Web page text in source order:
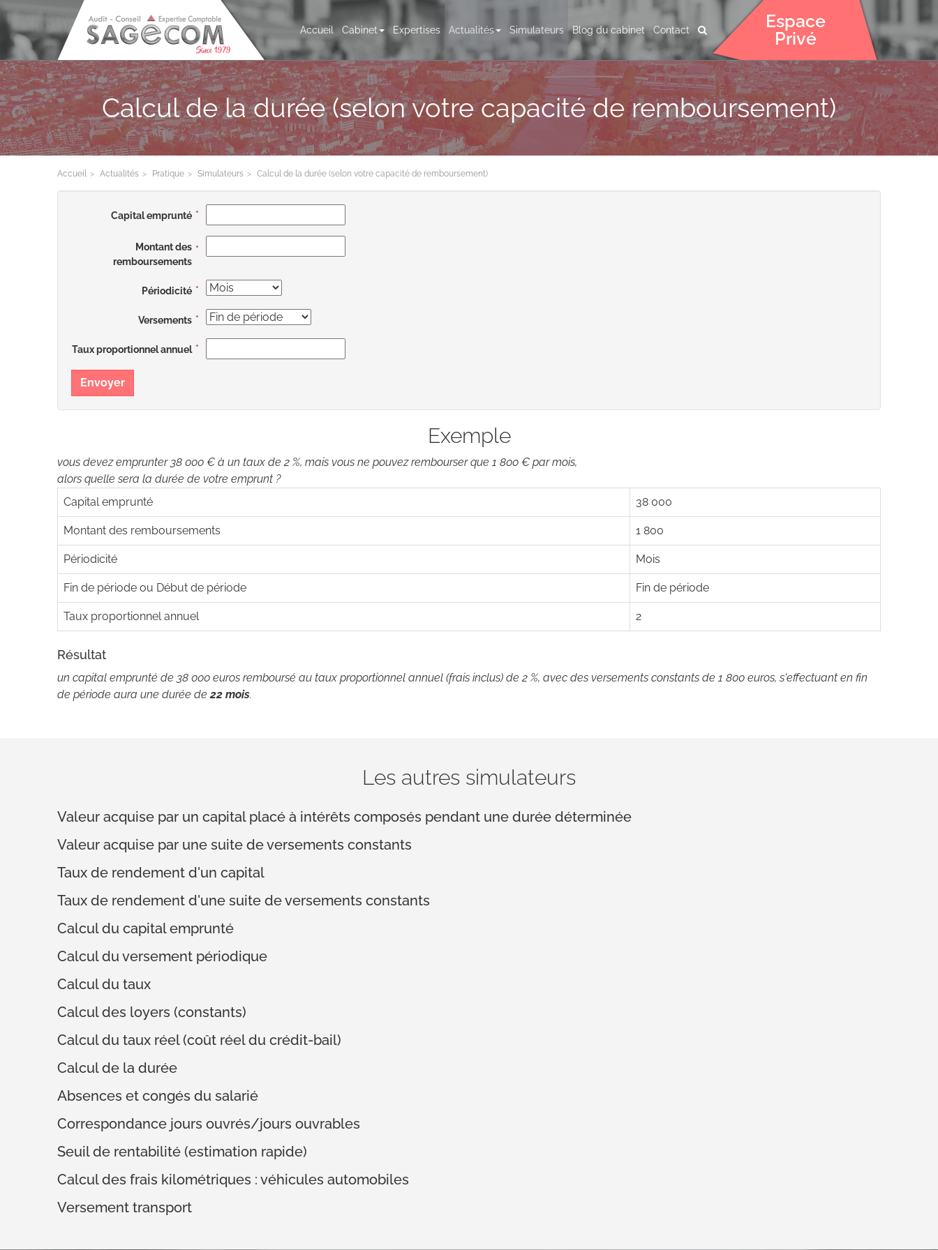
Accueil Cabinet Expertises Actualités Simulateurs Blog du cabinet Contact
Espace
Privé
Calcul de la durée (selon votre capacité de remboursement)
Accueil Actualités Pratique Simulateurs Calcul de la durée (selon votre capacité de remboursement)
Capital emprunté
Montant des
remboursements
Périodicité
Versements
Taux proportionnel annuel
Envoyer
Exemple
vous devez emprunter 38 000 € à un taux de 2 %, mais vous ne pouvez rembourser que 1 800 € par mois,
alors quelle sera la durée de votre emprunt ?
Capital emprunté
38 000
Montant des remboursements 1 800
Périodicité Mois
Fin de période ou Début de période Fin de période
Taux proportionnel annuel 2
Résultat
un capital emprunté de 38 000 euros remboursé au taux proportionnel annuel (frais inclus) de 2 %, avec des versements constants de 1 800 euros, s'effectuant en fin
de période aura une durée de22 mois.
Les autres simulateurs
Valeur acquise par un capital placé à intérêts composés pendant une durée déterminée
Valeur acquise par une suite de versements constants
Taux de rendement d'un capital
Taux de rendement d'une suite de versements constants
Calcul du capital emprunté
Calcul du versement périodique
Calcul du taux
Calcul des loyers (constants)
Calcul du taux réel (coût réel du crédit-bail)
Calcul de la durée
Absences et congés du salarié
Correspondance jours ouvrés/jours ouvrables
Seuil de rentabilité (estimation rapide)
Calcul des frais kilométriques : véhicules automobiles
Versement transport